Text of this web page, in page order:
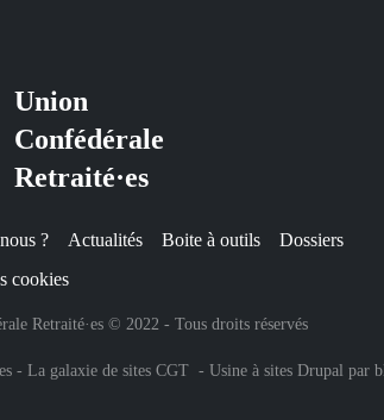
Union
Confédérale
Retraité·es
? Actualités Boite à outils
Dossiers
cookies
Retraité·es © 2022 - Tous droits réservés
- La galaxie de sites CGT - Usine à sites Drupal par